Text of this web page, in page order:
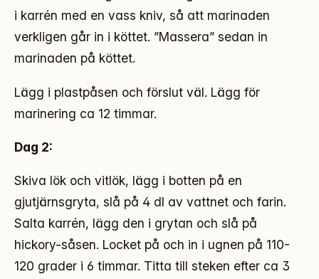
i karrén med en vass kniv, så att marinaden
verkligen går in i köttet. ”Massera” sedan in
marinaden på köttet.
Lägg i plastpåsen och förslut väl. Lägg för
marinering ca 12 timmar.
Dag 2:
Skiva lök och vitlök, lägg i botten på en
gjutjärnsgryta, slå på 4 dl av vattnet och farin.
Salta karrén, lägg den i grytan och slå på
hickory-såsen. Locket på och in i ugnen på 110-
120 grader i 6 timmar. Titta till steken efter ca 3